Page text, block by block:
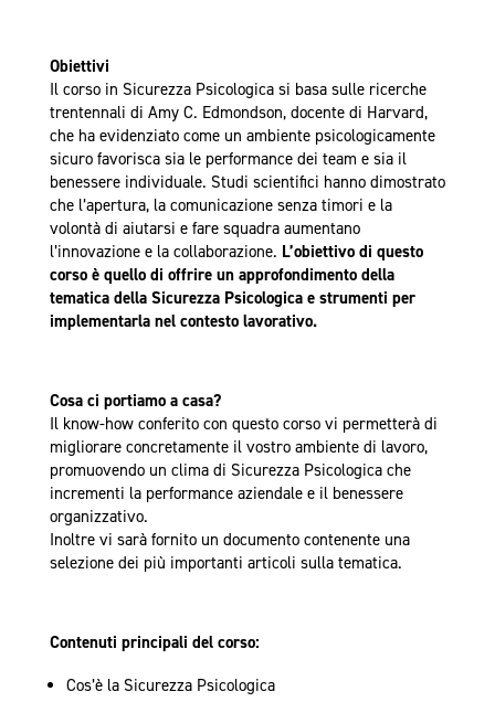
Obiettivi
Il corso in Sicurezza Psicologica si basa sulle ricerche
trentennali di Amy C. Edmondson, docente di Harvard,
che ha evidenziato come un ambiente psicologicamente
sicuro favorisca sia le performance dei team e sia il
benessere individuale. Studi scientifici hanno dimostrato
che l’apertura, la comunicazione senza timori e la
volontà di aiutarsi e fare squadra aumentano
l’innovazione e la collaborazione. L’obiettivo di questo
corso è quello di offrire un approfondimento della
tematica della Sicurezza Psicologica e strumenti per
implementarla nel contesto lavorativo.
Cosa ci portiamo a casa?
Il know-how conferito con questo corso vi permetterà di
migliorare concretamente il vostro ambiente di lavoro,
promuovendo un clima di Sicurezza Psicologica che
incrementi la performance aziendale e il benessere
organizzativo.
Inoltre vi sarà fornito un documento contenente una
selezione dei più importanti articoli sulla tematica.
Contenuti principali del corso:
Cos’è la Sicurezza Psicologica